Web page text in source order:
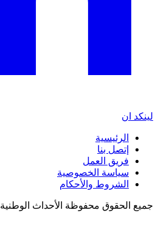
لينكد ان
الرئيسية
إتصل بنا
فريق العمل
سياسة الخصوصية
الشروط والأحكام
جميع الحقوق محفوظة الأحداث الوطنية 2025 ©